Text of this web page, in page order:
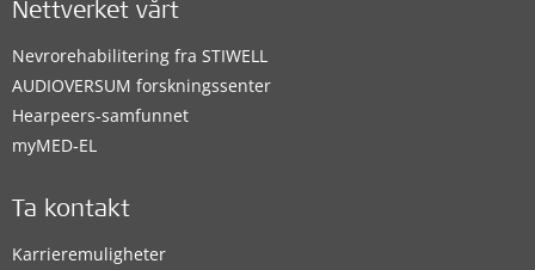
Nettverket vårt
Nevrorehabilitering fra STIWELL
AUDIOVERSUM forskningssenter
Hearpeers-samfunnet
myMED‑EL
Ta kontakt
Karrieremuligheter